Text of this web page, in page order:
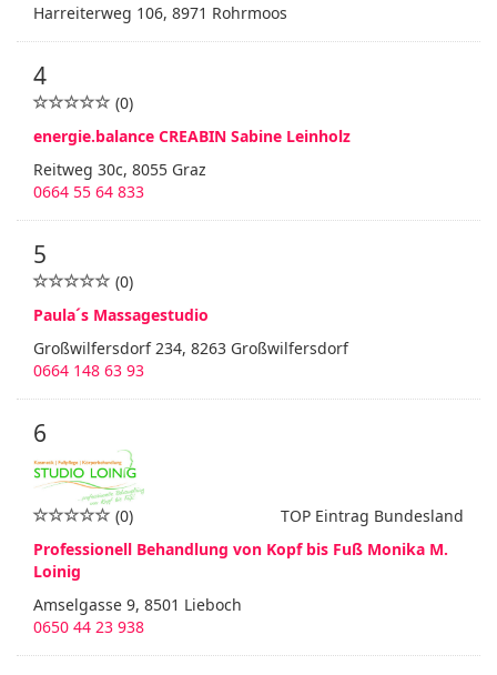
Harreiterweg 106, 8971 Rohrmoos
4
(0)
energie.balance CREABIN Sabine Leinholz
Reitweg 30c, 8055 Graz
0664 55 64 833
5
(0)
Paula´s Massagestudio
Großwilfersdorf 234, 8263 Großwilfersdorf
0664 148 63 93
6
TOP Eintrag Bundesland
(0)
Professionell Behandlung von Kopf bis Fuß Monika M.
Loinig
Amselgasse 9, 8501 Lieboch
0650 44 23 938